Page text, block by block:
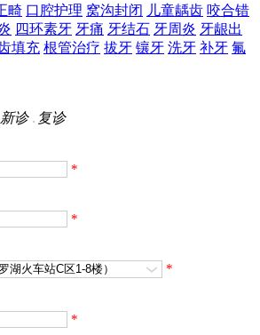
畸 口腔护理 窝沟封闭 儿童龋齿 咬合错
四环素牙 牙痛 牙结石 牙周炎 牙龈出
填充 根管治疗 拔牙 镶牙 洗牙 补牙 氟
新诊
复诊
*
*
*
*